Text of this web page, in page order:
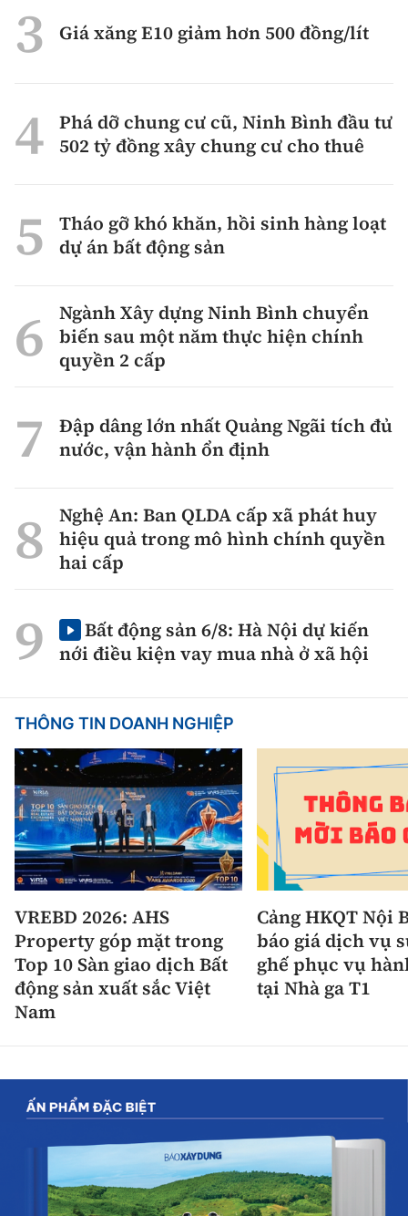
Giá xăng E10 giảm hơn 500 đồng/lít
Phá dỡ chung cư cũ, Ninh Bình đầu tư
502 tỷ đồng xây chung cư cho thuê
Tháo gỡ khó khăn, hồi sinh hàng loạt
dự án bất động sản
Ngành Xây dựng Ninh Bình chuyển
biến sau một năm thực hiện chính
quyền 2 cấp
Đập dâng lớn nhất Quảng Ngãi tích đủ
nước, vận hành ổn định
Nghệ An: Ban QLDA cấp xã phát huy
hiệu quả trong mô hình chính quyền
hai cấp
Bất động sản 6/8: Hà Nội dự kiến
nới điều kiện vay mua nhà ở xã hội
THÔNG TIN DOANH NGHIỆP
VREBD 2026: AHS
Property góp mặt trong
Top 10 Sàn giao dịch Bất
động sản xuất sắc Việt
Nam
Cảng HKQT Nội
báo giá dịch vụ
ghế phục vụ
tại Nhà ga T1